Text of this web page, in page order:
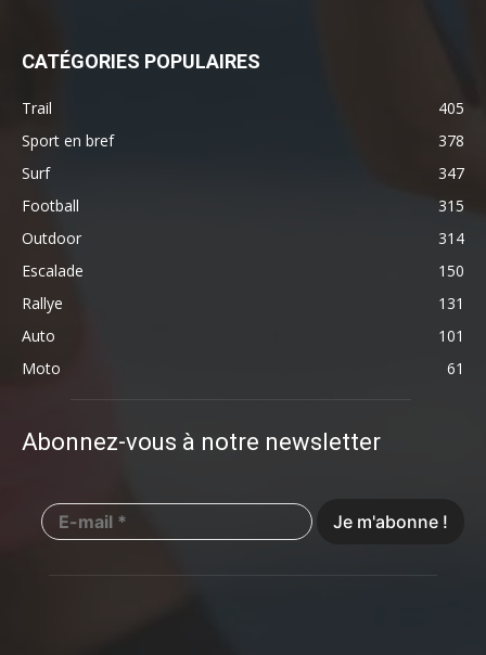
CATÉGORIES POPULAIRES
Trail
405
Sport en bref
378
Surf
347
Football
315
Outdoor
314
Escalade
150
Rallye
131
Auto
101
Moto
61
Abonnez-vous à notre newsletter